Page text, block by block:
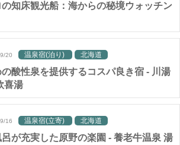
の知床観光船：海からの秘境ウォッチン
20 温泉宿(泊り) 北海道
の酸性泉を提供するコスパ良き宿 - 川湯
喜湯
16 温泉宿(立寄) 北海道
呂が充実した原野の楽園 - 養老牛温泉 湯